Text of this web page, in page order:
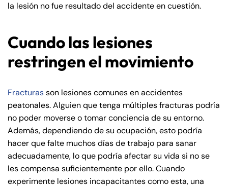
la lesión no fue resultado del accidente en cuestión.
Cuando las lesiones
restringen el movimiento
Fracturasson lesiones comunes en accidentes
peatonales. Alguien que tenga múltiples fracturas podría
no poder moverse o tomar conciencia de su entorno.
Además, dependiendo de su ocupación, esto podría
hacer que falte muchos días de trabajo para sanar
adecuadamente, lo que podría afectar su vida si no se
les compensa suficientemente por ello. Cuando
experimente lesiones incapacitantes como esta, una